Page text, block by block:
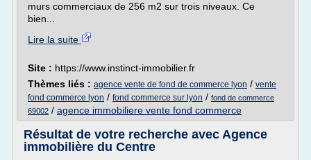
murs commerciaux de 256 m2 sur trois niveaux. Ce
bien...
Lire la suite
Site : https://www.instinct-immobilier.fr
Thèmes liés : agence vente de fond de commerce lyon / vente
fond commerce lyon / fond commerce sur lyon / fond de commerce
69002 / agence immobiliere vente fond commerce
Résultat de votre recherche avec Agence
immobilière du Centre